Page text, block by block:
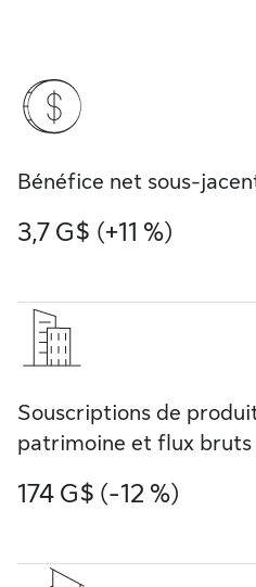
Bénéfice net sous-
3,7 G$ (+11 %)
Souscriptions de
patrimoine et flux bruts
174 G$ (-12 %)